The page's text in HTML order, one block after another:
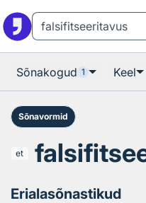
Sõnakogud 1 Keel
Sõnavormid
et
Erialasõnastikud